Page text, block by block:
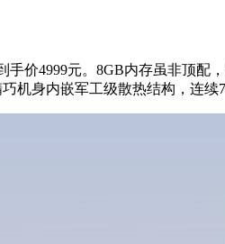
手价4999元。8GB内存虽非顶
机身内嵌军工级散热结构，连